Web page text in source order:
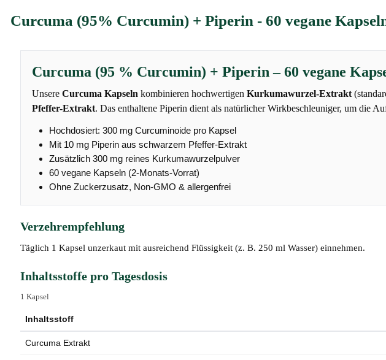
Curcuma (95% Curcumin) + Piperin - 60 vegane
Curcuma (95 % Curcumin) + Piperin – 60 vegane
Unsere Curcuma Kapseln kombinieren hochwertigen Kurkumawurzel-Extrakt
Pfeffer-Extrakt. Das enthaltene Piperin dient als natürlicher Wirkbeschleuniger, um die
Hochdosiert: 300 mg Curcuminoide pro Kapsel
Mit 10 mg Piperin aus schwarzem Pfeffer-Extrakt
Zusätzlich 300 mg reines Kurkumawurzelpulver
60 vegane Kapseln (2-Monats-Vorrat)
Ohne Zuckerzusatz, Non-GMO & allergenfrei
Verzehrempfehlung
Täglich 1 Kapsel unzerkaut mit ausreichend Flüssigkeit (z. B. 250 ml Wasser) einnehmen.
Inhaltsstoffe pro Tagesdosis
1 Kapsel
Inhaltsstoff
Curcuma Extrakt